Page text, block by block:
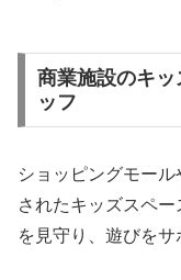
商業施設のキ
ッフ
ショッピングモー
されたキッズスペ
を見守り、遊びをサ